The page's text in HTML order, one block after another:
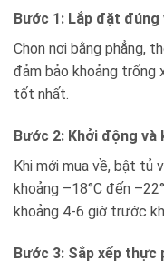
Bước 1: Lắp đặt
Chọn nơi bằng phẳng,
đảm bảo khoảng trống
tốt nhất.
Bước 2: Khởi động và
Khi mới mua về, bật tủ
khoảng –18°C đến
khoảng 4-6 giờ trước
Bước 3: Sắp xếp thực